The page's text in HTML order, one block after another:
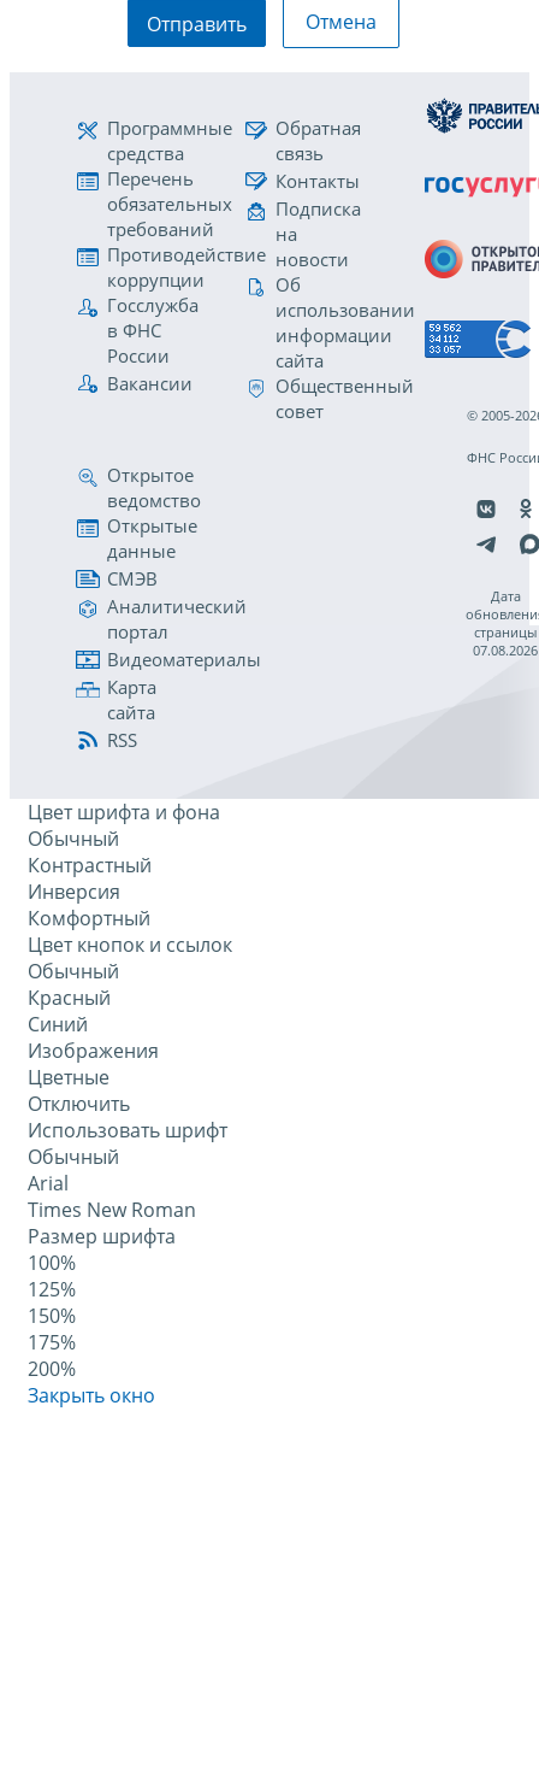
Отправить Отмена
Программные
средства
Перечень
обязательных
требований
Противодействие
коррупции
Госслужба
в ФНС
России
Вакансии
Обратная
связь
Контакты
Подписка
на
новости
Об
использовании
информации
сайта
Общественный
совет
Открытое
ведомство
Открытые
данные
СМЭВ
Аналитический
портал
Видеоматериалы
Карта
сайта
RSS
© 2005-
ФНС
Дата
страницы
07.08.2026
Цвет шрифта и фона
Обычный
Контрастный
Инверсия
Комфортный
Цвет кнопок и ссылок
Обычный
Красный
Синий
Изображения
Цветные
Отключить
Использовать шрифт
Обычный
Arial
Times New Roman
Размер шрифта
100%
125%
150%
175%
200%
Закрыть окно